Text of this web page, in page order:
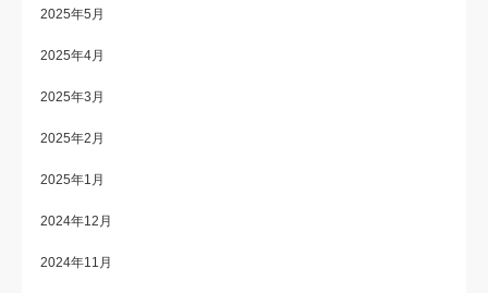
2025年5月
2025年4月
2025年3月
2025年2月
2025年1月
2024年12月
2024年11月